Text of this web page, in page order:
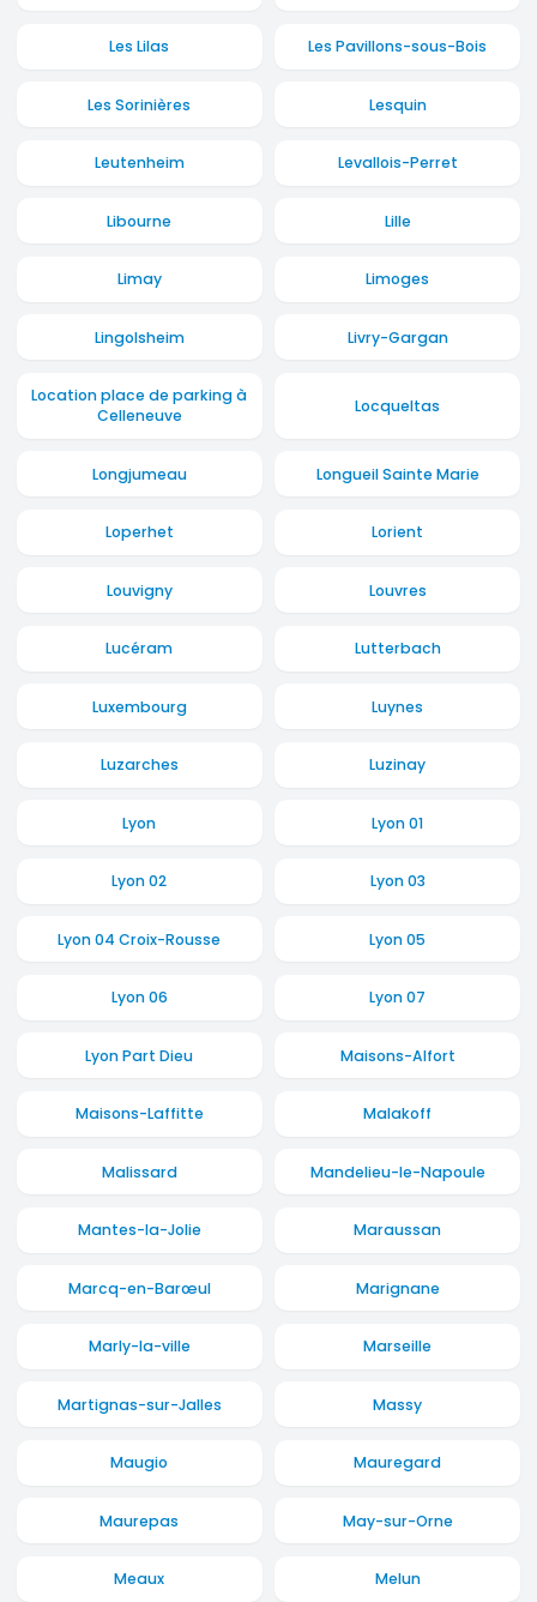
Les Lilas Les Pavillons-sous-Bois
Les Sorinières Lesquin
Leutenheim Levallois-Perret
Libourne Lille
Limay Limoges
Lingolsheim Livry-Gargan
Location place de parking à
Celleneuve
Locqueltas
Longjumeau Longueil Sainte Marie
Loperhet Lorient
Louvigny Louvres
Lucéram Lutterbach
Luxembourg Luynes
Luzarches Luzinay
Lyon Lyon 01
Lyon 02 Lyon 03
Lyon 04 Croix-Rousse Lyon 05
Lyon 06 Lyon 07
Lyon Part Dieu Maisons-Alfort
Maisons-Laffitte Malakoff
Malissard Mandelieu-le-Napoule
Mantes-la-Jolie Maraussan
Marcq-en-Barœul Marignane
Marly-la-ville Marseille
Martignas-sur-Jalles Massy
Maugio Mauregard
Maurepas May-sur-Orne
Meaux Melun